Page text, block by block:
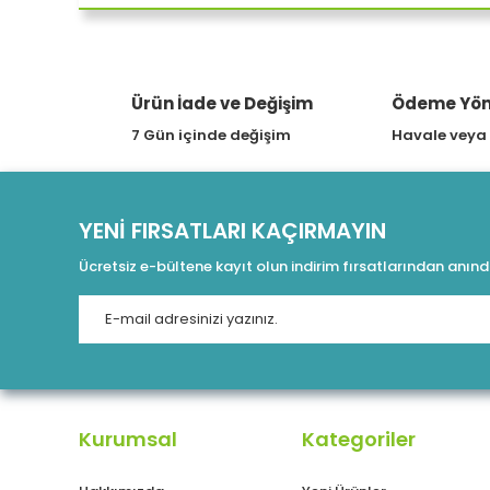
1.699,00 TL
JBL T560BT MİKROFONLU KULAKÜSTÜ KABLOSUZ
1.699,00 TL
BROTHER P-TOUCH PT-E560BTVP 6 - 24MM BASKI
OKI PRO1050 Renkli Sticker Yazıcı ASUS TUF
Ürün İade ve Değişim
7 Gün içinde değişim
Ödeme
Havale veya
YENİ FIRSATLARI KAÇIRMAYIN
Ücretsiz e-bültene kayıt olun indirim fırsatlarından
Kurumsal Kategoriler